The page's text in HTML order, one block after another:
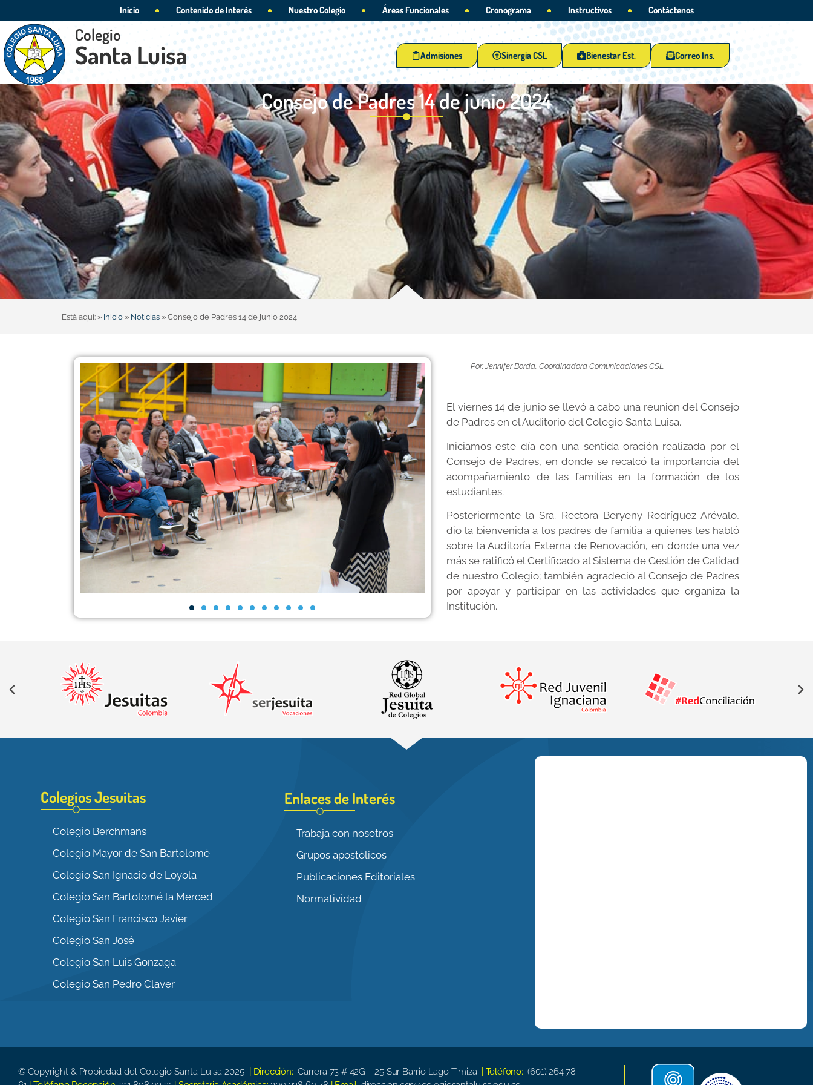
Inicio Contenido de Interés Nuestro Colegio Áreas Funcionales Cronograma Instructivos Contáctenos
Colegio
Santa Luisa Correo Ins.
Bienestar Est.
Sinergia CSL
Admisiones
Consejo de Padres 14 de junio 2024
Está aquí: » Inicio » Noticias » Consejo de Padres 14 de junio 2024
Por: Jennifer Borda, Coordinadora Comunicaciones CSL.
El viernes 14 de junio se llevó a cabo una reunión del Consejo
de Padres en el Auditorio del Colegio Santa Luisa.
Iniciamos este día con una sentida oración realizada por el
Consejo de Padres, en donde se recalcó la importancia del
acompañamiento de las familias en la formación de los
estudiantes.
Posteriormente la Sra. Rectora Beryeny Rodríguez Arévalo,
dio la bienvenida a los padres de familia a quienes les habló
sobre la Auditoría Externa de Renovación, en donde una vez
más se ratificó el Certificado al Sistema de Gestión de Calidad
de nuestro Colegio; también agradeció al Consejo de Padres
por apoyar y participar en las actividades que organiza la
Institución.
Colegios Jesuitas
Colegio Berchmans
Colegio Mayor de San Bartolomé
Colegio San Ignacio de Loyola
Colegio San Bartolomé la Merced
Colegio San Francisco Javier
Colegio San José
Colegio San Luis Gonzaga
Colegio San Pedro Claver
Enlaces de Interés
Trabaja con nosotros
Grupos apostólicos
Publicaciones Editoriales
Normatividad
© Copyright & Propiedad del Colegio Santa Luisa 2025 | Dirección: Carrera 73 # 42G – 25 Sur Barrio Lago Timiza | Teléfono: (601) 264 78